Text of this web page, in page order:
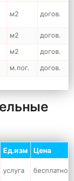
м2 догов.
м2
догов.
м2
догов.
м.пог. догов.
Ед.изм Цена
услуга бесплатно